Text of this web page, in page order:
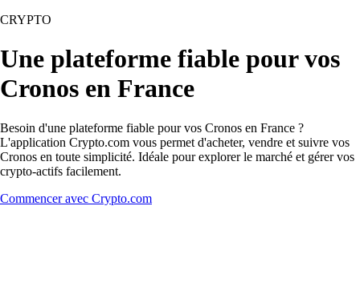
CRYPTO
Une plateforme fiable pour vos
Cronos en France
Besoin d'une plateforme fiable pour vos Cronos en France ?
L'application Crypto.com vous permet d'acheter, vendre et suivre vos
Cronos en toute simplicité. Idéale pour explorer le marché et gérer vos
crypto-actifs facilement.
Commencer avec Crypto.com